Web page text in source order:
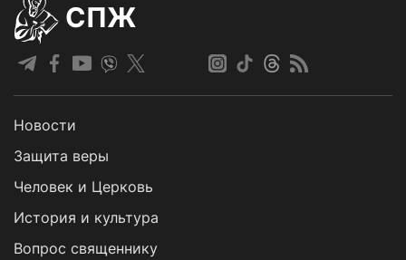
СПЖ
Новости
Защита веры
Человек и Церковь
История и культура
Вопрос священнику